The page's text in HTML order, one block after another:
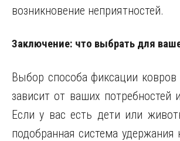
возникновение неприятностей.
Заключение: что выбрать для
Выбор способа фиксации
зависит от ваших потребностей
Если у вас есть дети или
подобранная система удержания